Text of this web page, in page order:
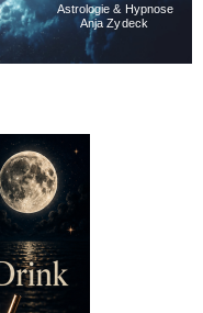
Astrologie & Hypnose
Anja Zydeck